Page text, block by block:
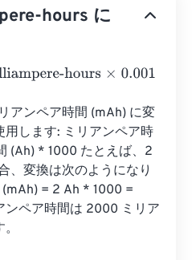
hours に
hours×0.001
アンペア時間 (mAh) に変
します: ミリアンペア時
(Ah) * 1000 たとえば、2
、変換は次のようになり
= 2 Ah * 1000 =
ペア時間は 2000 ミリア